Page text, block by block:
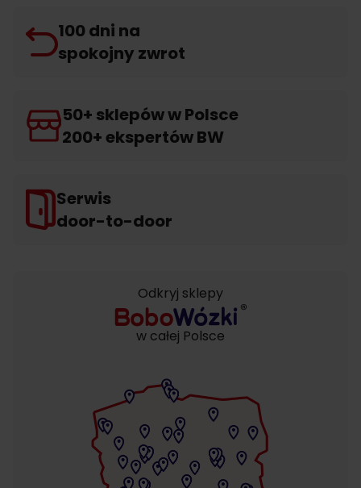
100 dni na
spokojny zwrot
50+ sklepów w Polsce
200+ ekspertów BW
Serwis
door-to-door
Odkryj sklepy
w całej Polsce